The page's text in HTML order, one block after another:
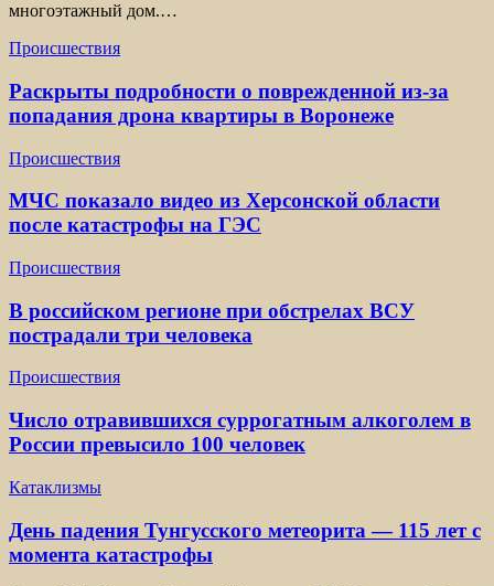
многоэтажный дом.…
Происшествия
Раскрыты подробности о поврежденной из-за
попадания дрона квартиры в Воронеже
Происшествия
МЧС показало видео из Херсонской области
после катастрофы на ГЭС
Происшествия
В российском регионе при обстрелах ВСУ
пострадали три человека
Происшествия
Число отравившихся суррогатным алкоголем в
России превысило 100 человек
Катаклизмы
День падения Тунгусского метеорита — 115 лет с
момента катастрофы